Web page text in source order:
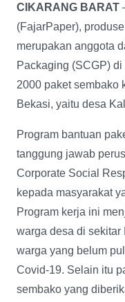
CIKARANG BARAT
(FajarPaper),
merupakan anggota
Packaging (SCGP)
2000 paket sembako
Bekasi, yaitu desa
Program bantuan
tanggung jawab
Corporate Social
kepada masyarakat
Program kerja ini
warga desa di sekitar
warga yang belum
Covid-19. Selain itu
sembako yang